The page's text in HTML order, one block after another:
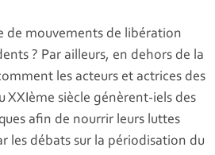
de mouvements de libération
? Par ailleurs, en dehors de la
les acteurs et actrices des
XXIème siècle génèrent-iels des
afin de nourrir leurs luttes
les débats sur la périodisation du